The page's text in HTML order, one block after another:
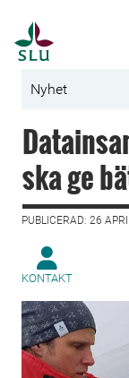
Nyhet
ska ge
PUBLICERAD: 26
KONTAKT